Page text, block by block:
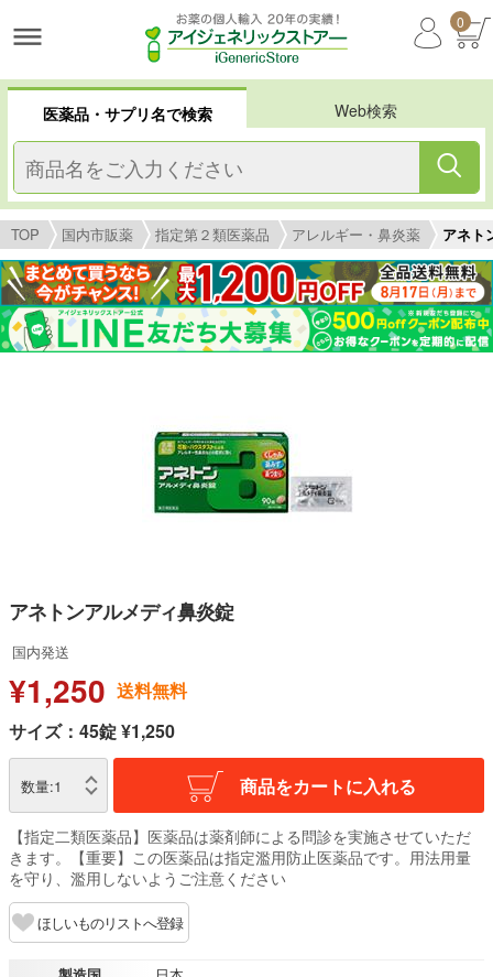
0
医薬品・サプリ名で検索 Web検索
TOP 国内市販薬 指定第２類医薬品 アレルギー・鼻炎薬 アネト
アネトンアルメディ鼻炎錠
国内発送
¥1,250 送料無料
サイズ：45錠 ¥1,250
数量:1 商品をカートに入れる
【指定二類医薬品】医薬品は薬剤師による問診を実施させていただ
きます。【重要】この医薬品は指定濫用防止医薬品です。用法用量
を守り、濫用しないようご注意ください
ほしいものリストへ登録